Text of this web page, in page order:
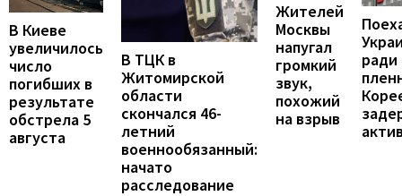
В Киеве
увеличилось
число
погибших в
результате
обстрела 5
августа
В ТЦК в
Житомирской
области
скончался 46-
летний
военнообязанный:
начато
расследование
Жителей
Москвы
напугал
громкий
звук,
похожий
на взрыв
ради